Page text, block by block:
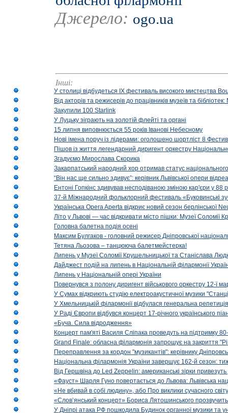
Джерело: ogo.ua
Інші:
У столиці відбудеться IX фестиваль високого мистецтва
Від акторів та режисерів до працівників музеїв та
Закупили 100 Starlink
У Луцьку зіграють на золотій флейті та органі
15 липня виповнюється 55 років Іванові Небесному
Нові імена поруч із лідерами: оголошено шортліст 8
Пішов із життя легендарний диригент оркестру
Згадуємо Мирослава Скорика
Закарпатський народний хор отримав статус національного
“Він нас ще сильно здивує”: керівник Львівської опери
Ентоні Гопкінс здивував несподіваною зміною кар'єри у 88
37-й Міжнародний фольклорний фестиваль «Буковинські
Українська Opera Aperta відкриє новий сезон берлінської
Літо у Львові — час відкривати місто пішки: Музеї Соломії
Головна балетна подія осені
Максим Булгаков - головний режисер Дніпровської
Тетяна Льозова – танцююча балетмейстерка!
Липень у Музеї Соломії Крушельницької та Станіслава
Дайджест подій на липень в Національній філармонії
Липень у Національній опері України
Повернувся з полону диригент військового оркестру 12-ї
У Сумах відкриють студію електроакустичної музики
У Хмельницькій філармонії відбулася генеральна
У Раді Європи відбувся концерт 17-річного українського
«Буча. Сила відродження»
Концерт пам'яті Василя Сліпака проведуть на підтримку
Grand Finale: обласна філармонія запрошує на закриття
Переправлення за кордон "музикантів": керівнику
Національна філармонія України завершує 162-й сезон:
Від Гершвіна до Led Zeppelin: американські зірки
«Фауст» Шарля Гуно повертається до Львова: Львівська
«Не вбивай в собі людину», або Про виклики сучасного світу
«Слов’янський концерт» Бориса Лятошинського
У Дніпрі атака РФ пошкодила Будинок органної музики та